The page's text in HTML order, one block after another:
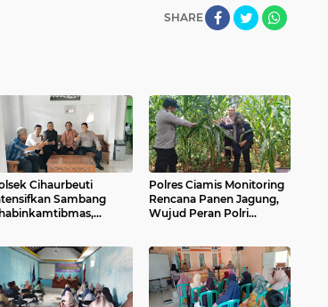
SHARE
Cihaurbeuti
Sambang
dan Kamtibmas
Sukahurip
Polres Ciamis Monitoring
Rencana Panen Jagung,
Wujud Peran Polri